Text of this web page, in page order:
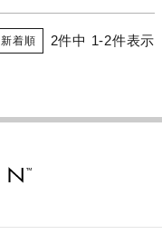
新着順 2件中 1-2件表示